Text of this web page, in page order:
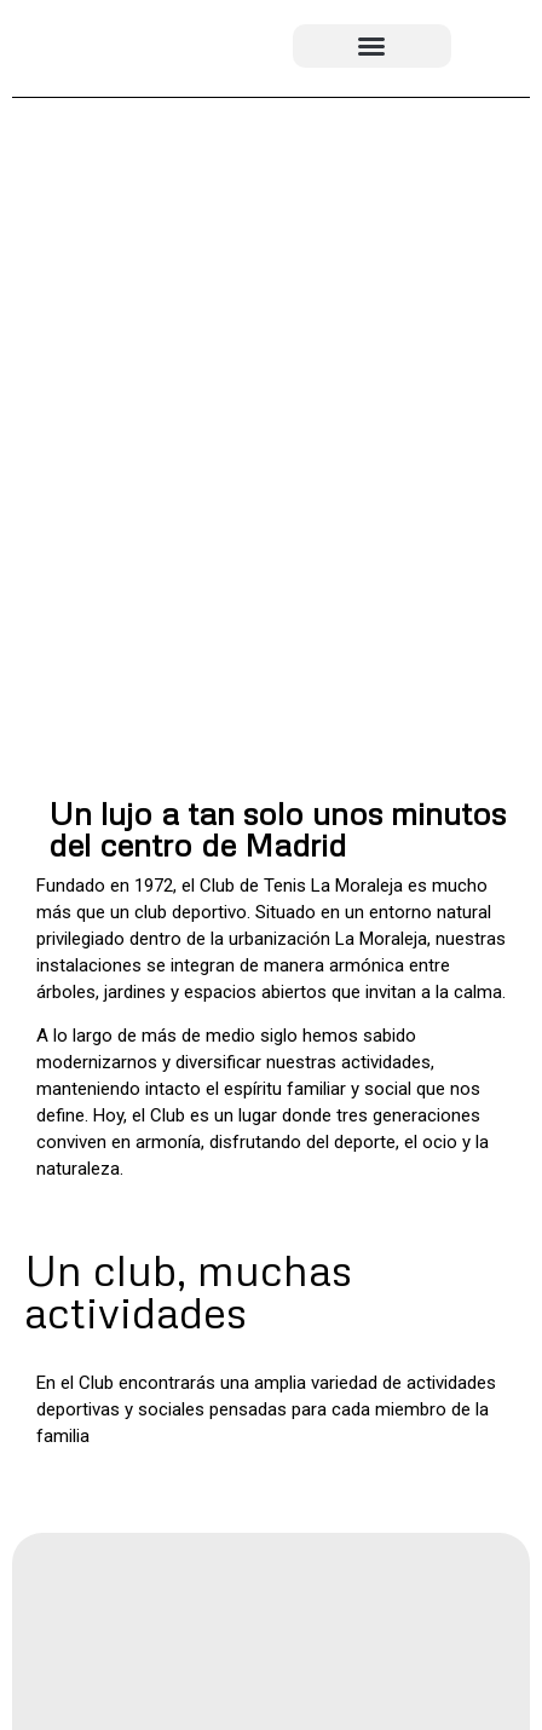
Un lujo a tan solo unos minutos
del centro de Madrid
Fundado en 1972, el Club de Tenis La Moraleja es mucho
más que un club deportivo. Situado en un entorno natural
privilegiado dentro de la urbanización La Moraleja, nuestras
instalaciones se integran de manera armónica entre
árboles, jardines y espacios abiertos que invitan a la calma.
A lo largo de más de medio siglo hemos sabido
modernizarnos y diversificar nuestras actividades,
manteniendo intacto el espíritu familiar y social que nos
define. Hoy, el Club es un lugar donde tres generaciones
conviven en armonía, disfrutando del deporte, el ocio y la
naturaleza.
Un club, muchas
actividades
En el Club encontrarás una amplia variedad de actividades
deportivas y sociales pensadas para cada miembro de la
familia